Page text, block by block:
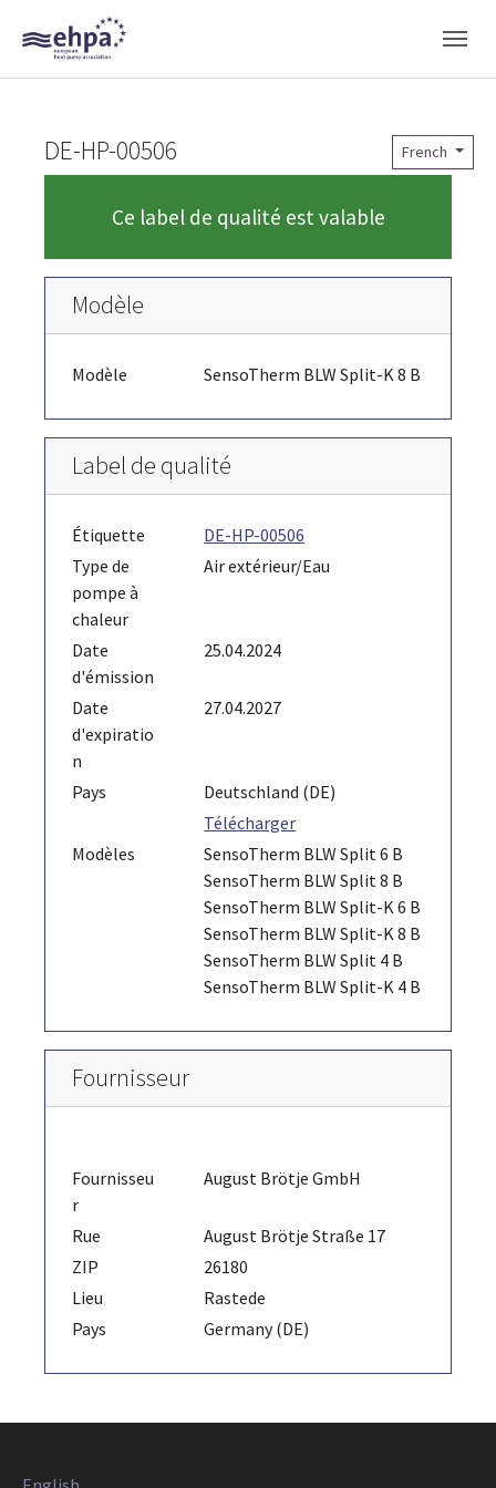
Skip to main navigation
Skip to main content
Skip to page footer
French
DE-HP-00506
Ce label de qualité est valable
Modèle
Modèle SensoTherm BLW Split-K 8 B
Label de qualité
Étiquette
DE-HP-00506
Type de
pompe à
chaleur
Air extérieur/Eau
Date
d'émission
25.04.2024
Date
d'expiratio
n
27.04.2027
Pays
Deutschland (DE)
Télécharger
Modèles
SensoTherm BLW Split 6 B
SensoTherm BLW Split 8 B
SensoTherm BLW Split-K 6 B
SensoTherm BLW Split-K 8 B
SensoTherm BLW Split 4 B
SensoTherm BLW Split-K 4 B
Fournisseur
Fournisseu
r
August Brötje GmbH
Rue
August Brötje Straße 17
ZIP
26180
Lieu
Rastede
Pays
Germany (DE)